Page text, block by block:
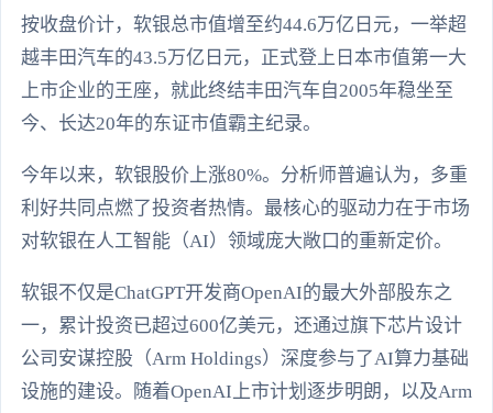
按收盘价计，软银总市值增至约44.6万亿日元，一举超
越丰田汽车的43.5万亿日元，正式登上日本市值第一大
上市企业的王座，就此终结丰田汽车自2005年稳坐至
今、长达20年的东证市值霸主纪录。
今年以来，软银股价上涨80%。分析师普遍认为，多重
利好共同点燃了投资者热情。最核心的驱动力在于市场
对软银在人工智能（AI）领域庞大敞口的重新定价。
软银不仅是ChatGPT开发商OpenAI的最大外部股东之
一，累计投资已超过600亿美元，还通过旗下芯片设计
公司安谋控股（Arm Holdings）深度参与了AI算力基础
设施的建设。随着OpenAI上市计划逐步明朗，以及Arm